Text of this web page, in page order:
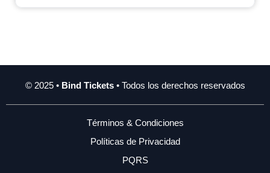
© 2025 • Bind Tickets• Todos los derechos reservados
Términos & Condiciones
Políticas de Privacidad
PQRS